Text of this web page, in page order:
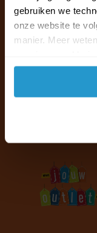
gebruiken we
onze website te
manier. Meer
accepteren.
+31 (0)13 785 62 41
Naar de